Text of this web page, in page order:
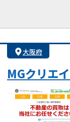
大阪府
MGクリエ